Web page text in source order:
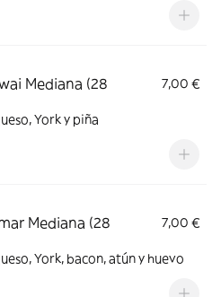
Mediana (28
7,00 €
York y piña
Mediana (28
7,00 €
York, bacon, atún y huevo